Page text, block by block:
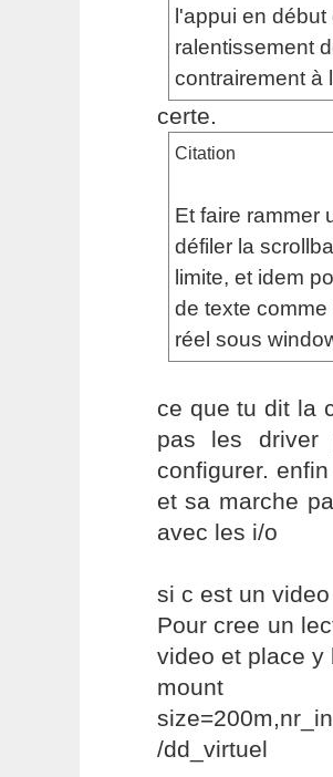
l'appui en
ralentissement
contrairement à
certe.
Citation
Et faire rammer
défiler la
limite, et idem
de texte
réel sous
ce que tu dit la
pas les driver
configurer.
et sa marche
avec les i/o
si c est un video
Pour cree un
video et place y
/dd_virtuel